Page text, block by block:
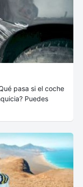
pasa si el coche
Puedes